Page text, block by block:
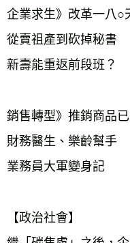
企業求生》改革一八○
從賣祖產到砍掉秘書
新壽能重返前段班？
銷售轉型》推銷商品
財務醫生、樂齡幫手
業務員大軍變身記
【政治社會】